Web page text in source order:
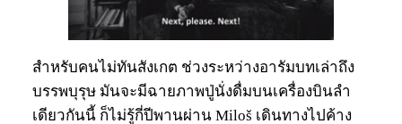
สำหรับคนไม่ทันสังเกต ช่วงระหว่างอารัมบทเล่าถึง
บรรพบุรุษ มันจะมีฉายภาพปู่นั่งดื่มบนเครื่องบินลำ
เดียวกันนี้ ก็ไม่รู้กี่ปีพานผ่าน Miloš เดินทางไปค้าง